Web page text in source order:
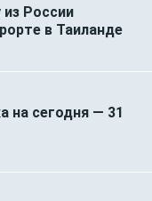
России
в Таиланде
на сегодня — 31